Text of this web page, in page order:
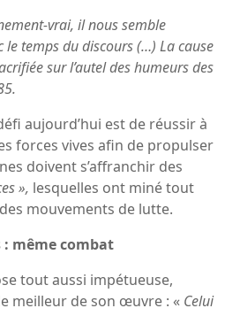
vrai, il nous semble
le temps du discours (…) La cause
sur l’autel des humeurs des
aujourd’hui est de réussir à
forces vives afin de propulser
doivent s’affranchir des
», lesquelles ont miné tout
mouvements de lutte.
même combat
tout aussi impétueuse,
meilleur de son œuvre : « Celui